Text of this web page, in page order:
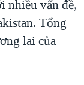
nhiều vấn đề,
Tổng
lai của